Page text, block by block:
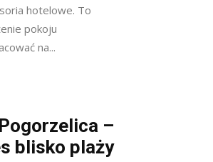
hotelowe. To
pokoju
na...
–
blisko plaży